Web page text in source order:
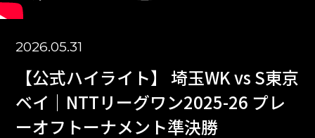
2026.05.31
【公式ハイライト】 埼玉WK vs S東京
ベイ｜NTTリーグワン2025-26 プレ
ーオフトーナメント準決勝